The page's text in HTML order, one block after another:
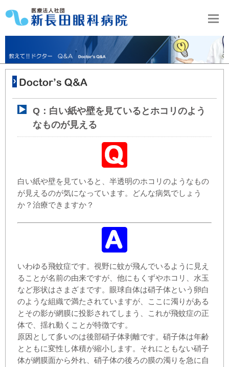
Q：白い紙や壁を見ているとホコリのよう
なものが見える
白い紙や壁を見ていると、半透明のホコリのようなもの
が見えるのが気になっています。どんな病気でしょう
か？治療できますか？
いわゆる飛蚊症です。視野に蚊が飛んでいるように見え
ることが名前の由来ですが、他にもくずやホコリ、水玉
など形状はさまざまです。眼球自体は硝子体という卵白
のような組織で満たされていますが、ここに濁りがある
とその影が網膜に投影されてしまう、これが飛蚊症の正
体で、揺れ動くことが特徴です。
原因として多いのは後部硝子体剥離です。硝子体は年齢
とともに変性し体積が縮小します。それにともない硝子
体が網膜面から外れ、硝子体の後ろの膜の濁りを急に自